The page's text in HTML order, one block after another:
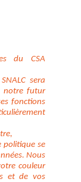
du CSA
sera
notre futur
fonctions
politique se
Nous
couleur
et de vos